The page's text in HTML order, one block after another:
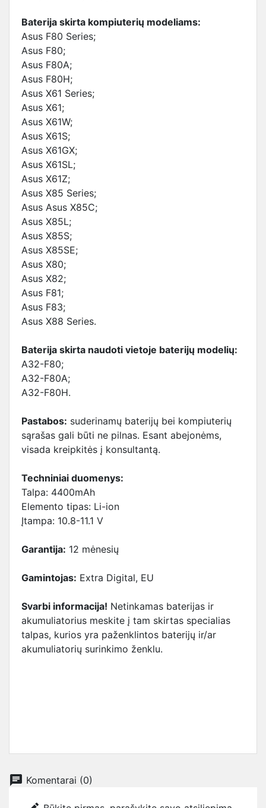
Baterija skirta kompiuterių modeliams:
Asus F80 Series;
Asus F80;
Asus F80A;
Asus F80H;
Asus X61 Series;
Asus X61;
Asus X61W;
Asus X61S;
Asus X61GX;
Asus X61SL;
Asus X61Z;
Asus X85 Series;
Asus Asus X85C;
Asus X85L;
Asus X85S;
Asus X85SE;
Asus X80;
Asus X82;
Asus F81;
Asus F83;
Asus X88 Series.
Baterija skirta naudoti vietoje baterijų modelių:
A32-F80;
A32-F80A;
A32-F80H.
Pastabos: suderinamų baterijų bei kompiuterių
sąrašas gali būti ne pilnas. Esant abejonėms,
visada kreipkitės į konsultantą.
Techniniai duomenys:
Talpa: 4400mAh
Elemento tipas: Li-ion
Įtampa: 10.8-11.1 V
Garantija: 12 mėnesių
Gamintojas: Extra Digital, EU
Svarbi informacija! Netinkamas baterijas ir
akumuliatorius meskite į tam skirtas specialias
talpas, kurios yra paženklintos baterijų ir/ar
akumuliatorių surinkimo ženklu.
chat Komentarai (0)